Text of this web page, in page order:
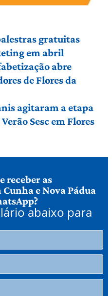
gratuitas
em abril
abre
de Flores da
agitaram a etapa
Sesc em Flores
receber as
e Nova Pádua
abaixo para